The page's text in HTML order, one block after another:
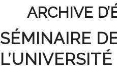
ARCHIVE
SÉMINAIRE